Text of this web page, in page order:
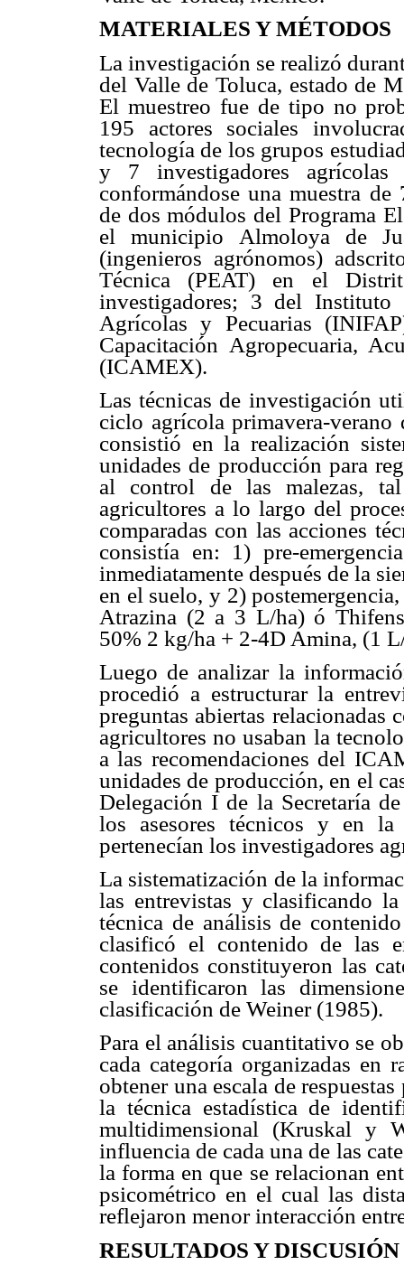
MATERIALES Y MÉTODOS
La investigación se realizó
del Valle de Toluca, estado de
El muestreo fue de tipo no
195 actores sociales
tecnología de los grupos
y 7 investigadores
conformándose una muestra
de dos módulos del Programa
el municipio Almoloya de
(ingenieros agrónomos)
Técnica (PEAT) en el
investigadores; 3 del Instituto
Agrícolas y Pecuarias
Capacitación Agropecuaria,
(ICAMEX).
Las técnicas de investigación
ciclo agrícola primavera-
consistió en la realización
unidades de producción para
al control de las malezas,
agricultores a lo largo del
comparadas con las acciones
consistía en: 1) pre-
inmediatamente después de la
en el suelo, y 2)
Atrazina (2 a 3 L/ha) ó
50% 2 kg/ha + 2-4D Amina, (1
Luego de analizar la
procedió a estructurar la
preguntas abiertas relacionadas
agricultores no usaban la
a las recomendaciones del
unidades de producción, en el
Delegación I de la Secretaría
los asesores técnicos y en
pertenecían los investigadores
La sistematización de la
las entrevistas y clasificando
técnica de análisis de
clasificó el contenido de las
contenidos constituyeron las
se identificaron las
clasificación de Weiner (1985).
Para el análisis cuantitativo se
cada categoría organizadas en
obtener una escala de
la técnica estadística de
multidimensional (Kruskal y
influencia de cada una de las
la forma en que se relacionan
psicométrico en el cual las
reflejaron menor interacción
RESULTADOS Y DISCUSIÓN